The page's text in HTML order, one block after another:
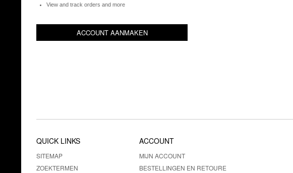
View and track orders and more
ACCOUNT AANMAKEN
QUICK LINKS
SITEMAP
ZOEKTERMEN
ACCOUNT
MIJN ACCOUNT
BESTELLINGEN EN RETOURE